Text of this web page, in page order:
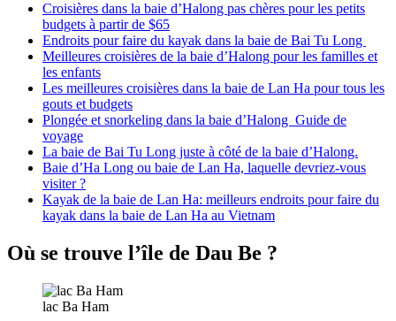
Croisières dans la baie d’Halong pas chères pour les petits
budgets à partir de $65
Endroits pour faire du kayak dans la baie de Bai Tu Long
Meilleures croisières de la baie d’Halong pour les familles et
les enfants
Les meilleures croisières dans la baie de Lan Ha pour tous les
gouts et budgets
Plongée et snorkeling dans la baie d’Halong Guide de
voyage
La baie de Bai Tu Long juste à côté de la baie d’Halong.
Baie d’Ha Long ou baie de Lan Ha, laquelle devriez-vous
visiter ?
Kayak de la baie de Lan Ha: meilleurs endroits pour faire du
kayak dans la baie de Lan Ha au Vietnam
Où se trouve l’île de Dau Be ?
lac Ba Ham